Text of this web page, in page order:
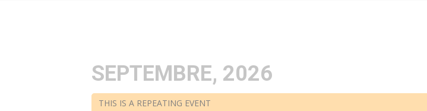
SEPTEMBRE, 2026
THIS IS A REPEATING EVENT